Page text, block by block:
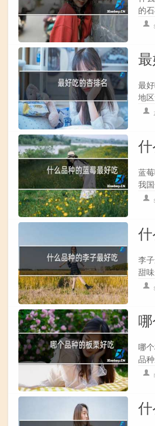
的
最
地
蓝
我
李
甜
哪
品